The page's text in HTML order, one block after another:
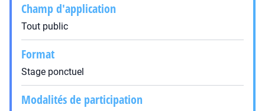
Champ d'application
Tout public
Format
Stage ponctuel
Modalités de participation